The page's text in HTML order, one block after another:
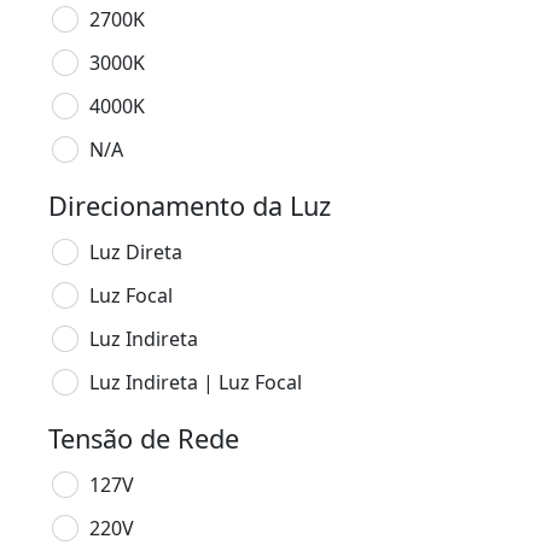
2700K
3000K
4000K
N/A
Direcionamento da Luz
Luz Direta
Luz Focal
Luz Indireta
Luz Indireta | Luz Focal
Tensão de Rede
127V
220V